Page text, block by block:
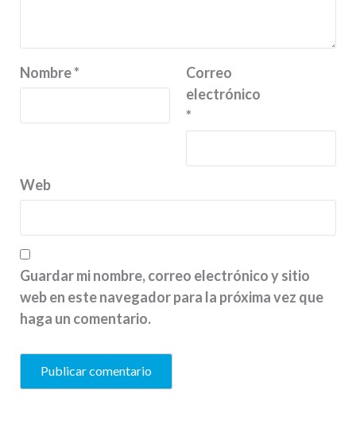
Nombre*
Correo
electrónico
*
Web
Guardar mi nombre, correo electrónico y sitio
web en este navegador para la próxima vez que
haga un comentario.